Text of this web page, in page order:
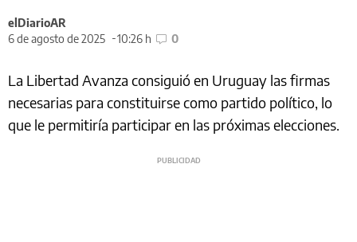
elDiarioAR
6 de agosto de 2025
10:26 h 0
La Libertad Avanza consiguió en Uruguay las firmas
necesarias para constituirse como partido político, lo
que le permitiría participar en las próximas elecciones.